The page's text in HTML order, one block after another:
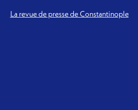
La revue de presse de Constantinople